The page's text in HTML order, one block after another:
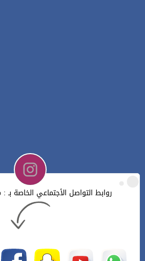
روابط التواصل الأجتماعي الخاصة بـ : Hanan Nageeb